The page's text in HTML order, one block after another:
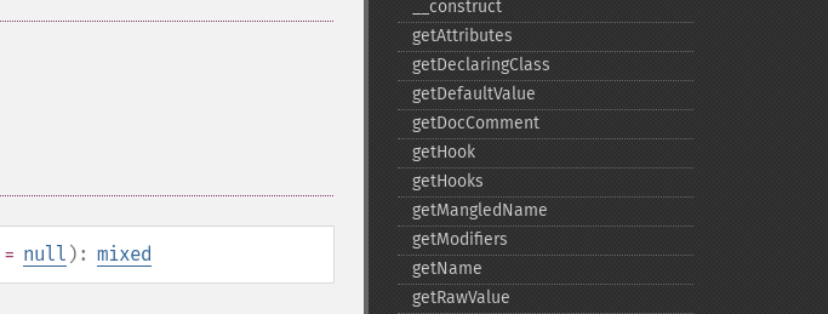
= null ): mixed
_​_​construct
getAttributes
getDeclaringClass
getDefaultValue
getDocComment
getHook
getHooks
getMangledName
getModifiers
getName
getRawValue